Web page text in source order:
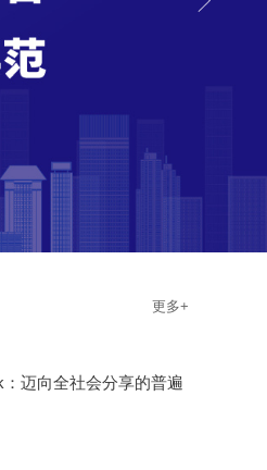
更多+
迈向全社会分享的普遍